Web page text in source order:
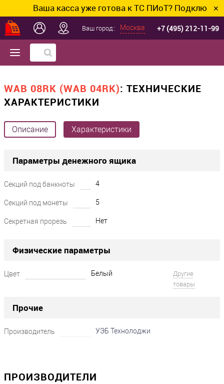
Ваша касса уже готова к ТС ПИоТ? Подключим✕
Ваш город:: Москва +7 (495) 212-11-99
WAB 08RK (WAB 04RK): ТЕХНИЧЕСКИЕ
ХАРАКТЕРИСТИКИ
Описание Характеристики
Параметры денежного ящика
Секций под банкноты 4
Секций под монеты 5
Секретная прорезь Нет
Физические параметры
Цвет Белый
Другие
товары
Прочие
Производитель УЭБ Технолоджи
ПРОИЗВОДИТЕЛИ